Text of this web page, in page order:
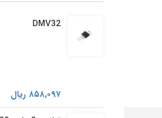
DMV32
۸۵۸,۰۹۷ ریال